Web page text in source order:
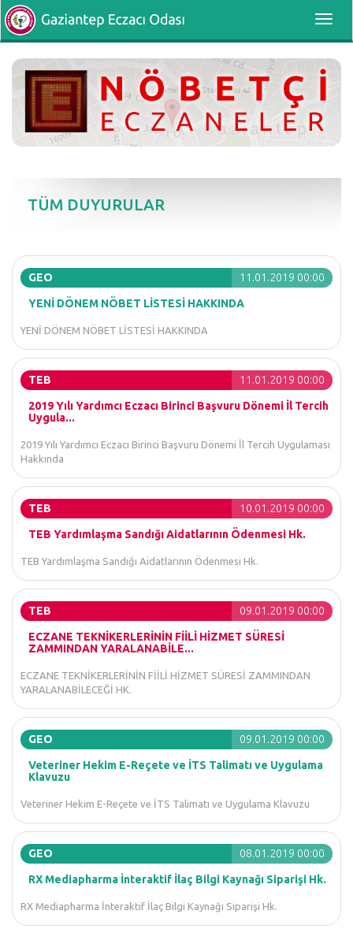
TÜM DUYURULAR
GEO 11.01.2019 00:00
YENİ DÖNEM NÖBET LİSTESİ HAKKINDA
YENİ DÖNEM NÖBET LİSTESİ HAKKINDA
TEB 11.01.2019 00:00
2019 Yılı Yardımcı Eczacı Birinci Başvuru Dönemi İl Tercih
Uygula...
2019 Yılı Yardımcı Eczacı Birinci Başvuru Dönemi İl Tercih Uygulaması
Hakkında
TEB 10.01.2019 00:00
TEB Yardımlaşma Sandığı Aidatlarının Ödenmesi Hk.
TEB Yardımlaşma Sandığı Aidatlarının Ödenmesi Hk.
TEB 09.01.2019 00:00
ECZANE TEKNİKERLERİNİN FİİLİ HİZMET SÜRESİ
ZAMMINDAN YARALANABİLE...
ECZANE TEKNİKERLERİNİN FİİLİ HİZMET SÜRESİ ZAMMINDAN
YARALANABİLECEĞİ HK.
GEO 09.01.2019 00:00
Veteriner Hekim E-Reçete ve İTS Talimatı ve Uygulama
Klavuzu
Veteriner Hekim E-Reçete ve İTS Talimatı ve Uygulama Klavuzu
GEO 08.01.2019 00:00
RX Mediapharma İnteraktif İlaç Bilgi Kaynağı Siparişi Hk.
RX Mediapharma İnteraktif İlaç Bilgi Kaynağı Siparişi Hk.